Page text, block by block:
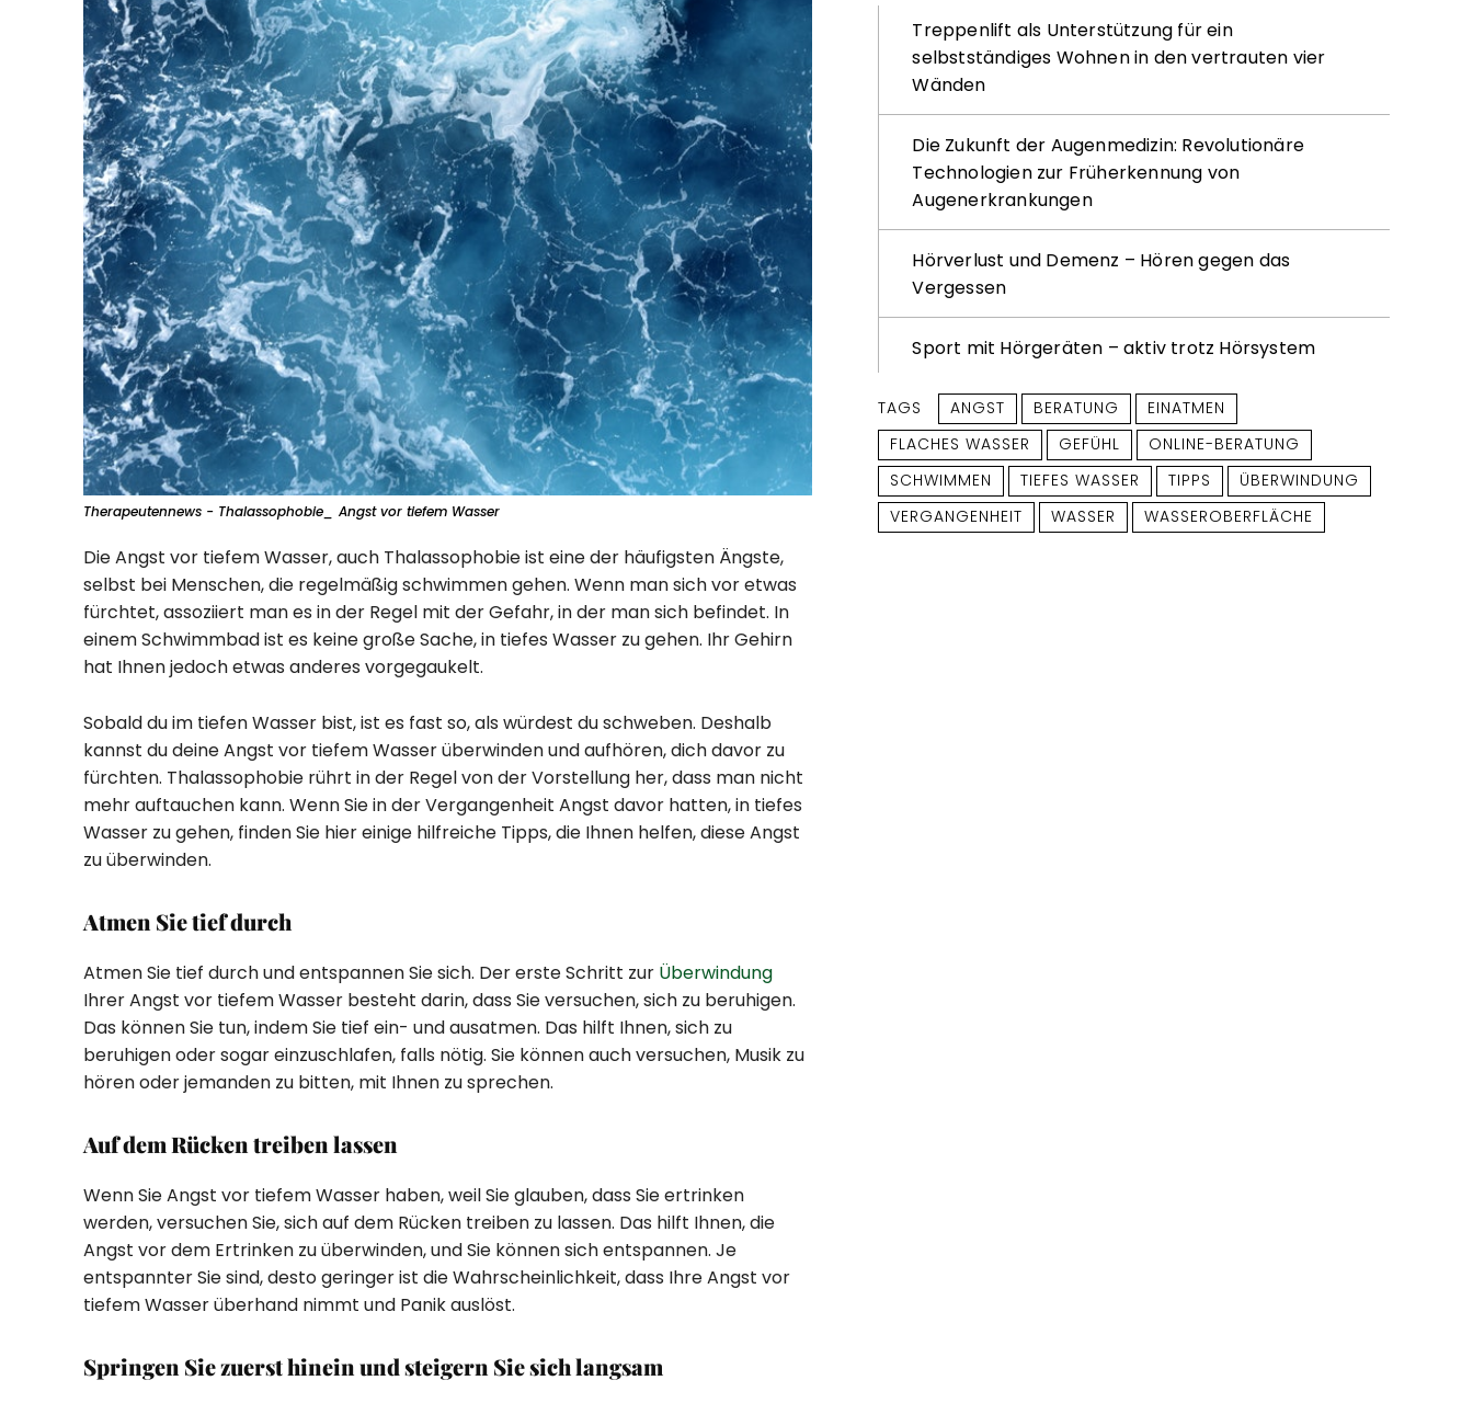
Therapeutennews - Thalassophobie_ Angst vor tiefem Wasser
Die Angst vor tiefem Wasser, auch Thalassophobie ist eine der häufigsten Ängste,
selbst bei Menschen, die regelmäßig schwimmen gehen. Wenn man sich vor etwas
fürchtet, assoziiert man es in der Regel mit der Gefahr, in der man sich befindet. In
einem Schwimmbad ist es keine große Sache, in tiefes Wasser zu gehen. Ihr Gehirn
hat Ihnen jedoch etwas anderes vorgegaukelt.
Sobald du im tiefen Wasser bist, ist es fast so, als würdest du schweben. Deshalb
kannst du deine Angst vor tiefem Wasser überwinden und aufhören, dich davor zu
fürchten. Thalassophobie rührt in der Regel von der Vorstellung her, dass man nicht
mehr auftauchen kann. Wenn Sie in der Vergangenheit Angst davor hatten, in tiefes
Wasser zu gehen, finden Sie hier einige hilfreiche Tipps, die Ihnen helfen, diese Angst
zu überwinden.
Atmen Sie tief durch
Atmen Sie tief durch und entspannen Sie sich. Der erste Schritt zur Überwindung
Ihrer Angst vor tiefem Wasser besteht darin, dass Sie versuchen, sich zu beruhigen.
Das können Sie tun, indem Sie tief ein- und ausatmen. Das hilft Ihnen, sich zu
beruhigen oder sogar einzuschlafen, falls nötig. Sie können auch versuchen, Musik zu
hören oder jemanden zu bitten, mit Ihnen zu sprechen.
Auf dem Rücken treiben lassen
Wenn Sie Angst vor tiefem Wasser haben, weil Sie glauben, dass Sie ertrinken
werden, versuchen Sie, sich auf dem Rücken treiben zu lassen. Das hilft Ihnen, die
Angst vor dem Ertrinken zu überwinden, und Sie können sich entspannen. Je
entspannter Sie sind, desto geringer ist die Wahrscheinlichkeit, dass Ihre Angst vor
tiefem Wasser überhand nimmt und Panik auslöst.
Springen Sie zuerst hinein und steigern Sie sich langsam
Treppenlift als Unterstützung für ein
selbstständiges Wohnen in den vertrauten vier
Wänden
Die Zukunft der Augenmedizin: Revolutionäre
Technologien zur Früherkennung von
Augenerkrankungen
Hörverlust und Demenz – Hören gegen das
Vergessen
Sport mit Hörgeräten – aktiv trotz Hörsystem
TAGS ANGST BERATUNG
EINATMEN
FLACHES WASSER
GEFÜHL
ONLINE-BERATUNG
SCHWIMMEN
TIEFES WASSER TIPPS
ÜBERWINDUNG
VERGANGENHEIT
WASSER WASSEROBERFLÄCHE